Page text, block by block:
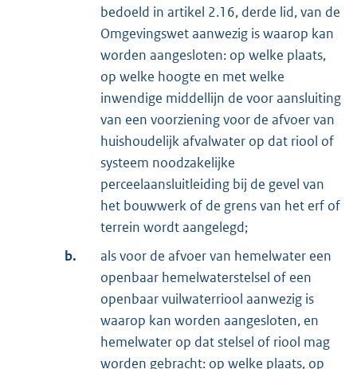
bedoeld in artikel 2.16, derde lid, van de
Omgevingswet aanwezig is waarop kan
worden aangesloten: op welke plaats,
op welke hoogte en met welke
inwendige middellijn de voor aansluiting
van een voorziening voor de afvoer van
huishoudelijk afvalwater op dat riool of
systeem noodzakelijke
perceelaansluitleiding bij de gevel van
het bouwwerk of de grens van het erf of
terrein wordt aangelegd;
b.
als voor de afvoer van hemelwater een
openbaar hemelwaterstelsel of een
openbaar vuilwaterriool aanwezig is
waarop kan worden aangesloten, en
hemelwater op dat stelsel of riool mag
worden gebracht: op welke plaats, op